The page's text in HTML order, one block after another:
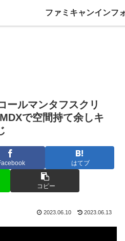
ールマンタフスクリ
で空間持て余しキ
はてブ
コピー
2023.06.10 2023.06.13
ファミキャンインフ